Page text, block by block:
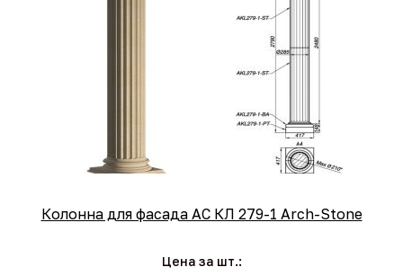
Колонна для фасада АС КЛ 279-1 Arch-Stone
Цена за шт.: